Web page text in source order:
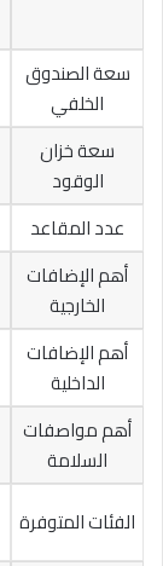
سعة الصندوق
الخلفي
سعة خزان
الوقود
عدد المقاعد
أهم الإضافات
الخارجية
أهم الإضافات
الداخلية
أهم مواصفات
السلامة
الفئات المتوفرة